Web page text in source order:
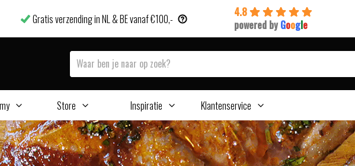
Gratis verzending in NL & BE vanaf €100,-
4.8
powered by Google
Store Inspiratie Klantenservice